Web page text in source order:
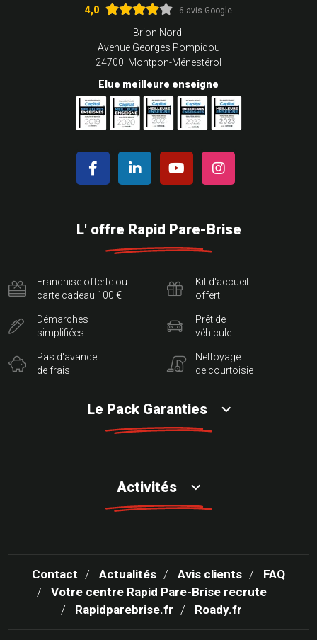
4,0 6 avis Google
Brion Nord
Avenue Georges Pompidou
24700 Montpon-Ménestérol
Elue meilleure enseigne
L' offre Rapid Pare-Brise
Franchise offerte ou
carte cadeau 100 €
Démarches
simplifiées
Pas d'avance
de frais
Kit d'accueil
offert
Prêt de
véhicule
Nettoyage
de courtoisie
Le Pack Garanties
Activités
Contact Actualités Avis clients
FAQ
Votre centre Rapid Pare-Brise recrute
Rapidparebrise.fr
Roady.fr